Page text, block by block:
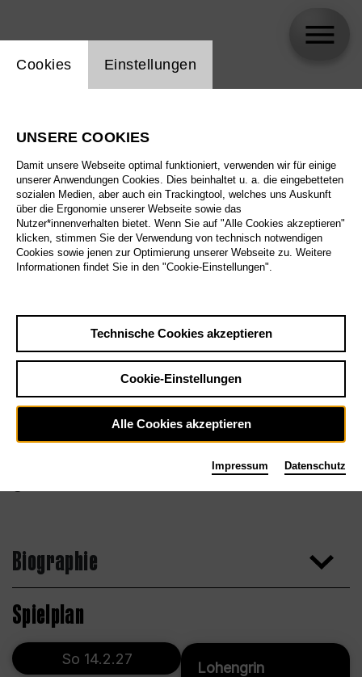
Biographie
Spielplan
Lohengrin
So 14.2.27
Einstellung Website Cookie
Cookies Einstellungen
UNSERE COOKIES
Damit unsere Webseite optimal funktioniert, verwenden wir für einige
unserer Anwendungen Cookies. Dies beinhaltet u. a. die eingebetteten
sozialen Medien, aber auch ein Trackingtool, welches uns Auskunft
über die Ergonomie unserer Webseite sowie das
Nutzer*innenverhalten bietet. Wenn Sie auf "Alle Cookies akzeptieren"
klicken, stimmen Sie der Verwendung von technisch notwendigen
Cookies sowie jenen zur Optimierung unserer Webseite zu. Weitere
Informationen findet Sie in den "Cookie-Einstellungen".
Technische Cookies akzeptieren
Cookie-Einstellungen
Alle Cookies akzeptieren
Impressum Datenschutz